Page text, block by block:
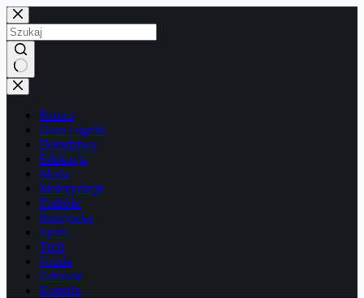
Przejdź
do
treści
Brak
wyników
Biznes
Dom i ogród
Doradztwo
Edukacja
Moda
Motoryzacja
Podróże
Rozrywka
Sport
Tech
Uroda
Zdrowie
Kontakt